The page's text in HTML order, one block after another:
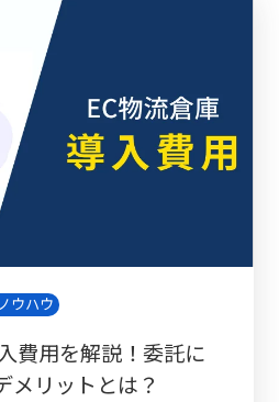
ウハウ
費用を解説！委託に
メリットとは？